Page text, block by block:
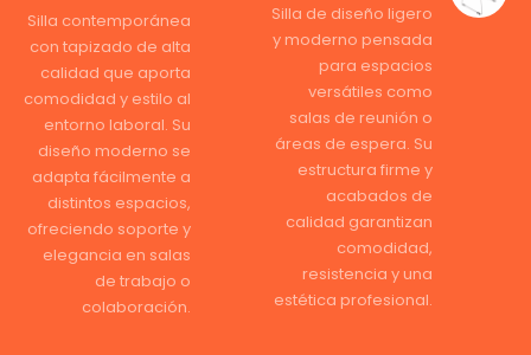
Silla contemporánea
con tapizado de alta
calidad que aporta
comodidad y estilo al
entorno laboral. Su
diseño moderno se
adapta fácilmente a
distintos espacios,
ofreciendo soporte y
elegancia en salas
de trabajo o
colaboración.
Silla de diseño ligero
y moderno pensada
para espacios
versátiles como
salas de reunión o
áreas de espera. Su
estructura firme y
acabados de
calidad garantizan
comodidad,
resistencia y una
estética profesional.